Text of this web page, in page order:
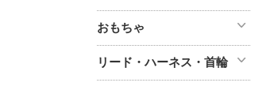
おもちゃ
リード・ハーネス・首輪